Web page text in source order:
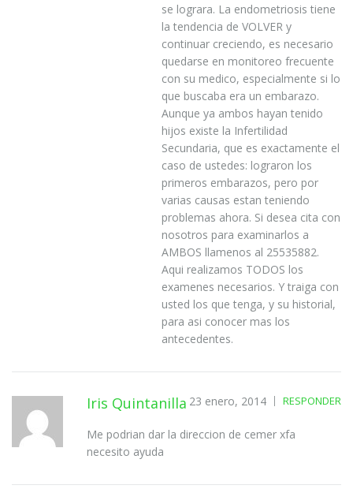
se lograra. La endometriosis tiene
la tendencia de VOLVER y
continuar creciendo, es necesario
quedarse en monitoreo frecuente
con su medico, especialmente si lo
que buscaba era un embarazo.
Aunque ya ambos hayan tenido
hijos existe la Infertilidad
Secundaria, que es exactamente el
caso de ustedes: lograron los
primeros embarazos, pero por
varias causas estan teniendo
problemas ahora. Si desea cita con
nosotros para examinarlos a
AMBOS llamenos al 25535882.
Aqui realizamos TODOS los
examenes necesarios. Y traiga con
usted los que tenga, y su historial,
para asi conocer mas los
antecedentes.
Iris Quintanilla RESPONDER
23 enero, 2014
Me podrian dar la direccion de cemer xfa
necesito ayuda